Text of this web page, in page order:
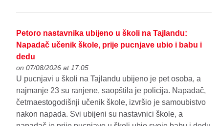
Petoro nastavnika ubijeno u školi na Tajlandu:
Napadač učenik škole, prije pucnjave ubio i babu i
dedu
on 07/08/2026 at 17:05
U pucnjavi u školi na Tajlandu ubijeno je pet osoba, a
najmanje 23 su ranjene, saopštila je policija. Napadač,
četrnaestogodišnji učenik škole, izvršio je samoubistvo
nakon napada. Svi ubijeni su nastavnici škole, a